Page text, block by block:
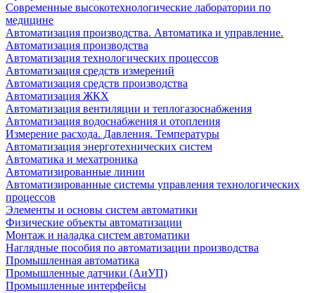
Современные высокотехнологические лаборатории по
медицине
Автоматизация производства. Автоматика и управление.
Автоматизация производства
Автоматизация технологических процессов
Автоматизация средств измерений
Автоматизация средств производства
Автоматизация ЖКХ
Автоматизация вентиляции и теплогазоснабжения
Автоматизация водоснабжения и отопления
Измерение расхода. Давления. Температуры
Автоматизация энерготехнических систем
Автоматика и мехатроника
Автоматизированные линии
Автоматизированные системы управления технологических
процессов
Элементы и основы систем автоматики
Физические объекты автоматизации
Монтаж и наладка систем автоматики
Наглядные пособия по автоматизации производства
Промышленная автоматика
Промышленные датчики (АиУП)
Промышленные интерфейсы